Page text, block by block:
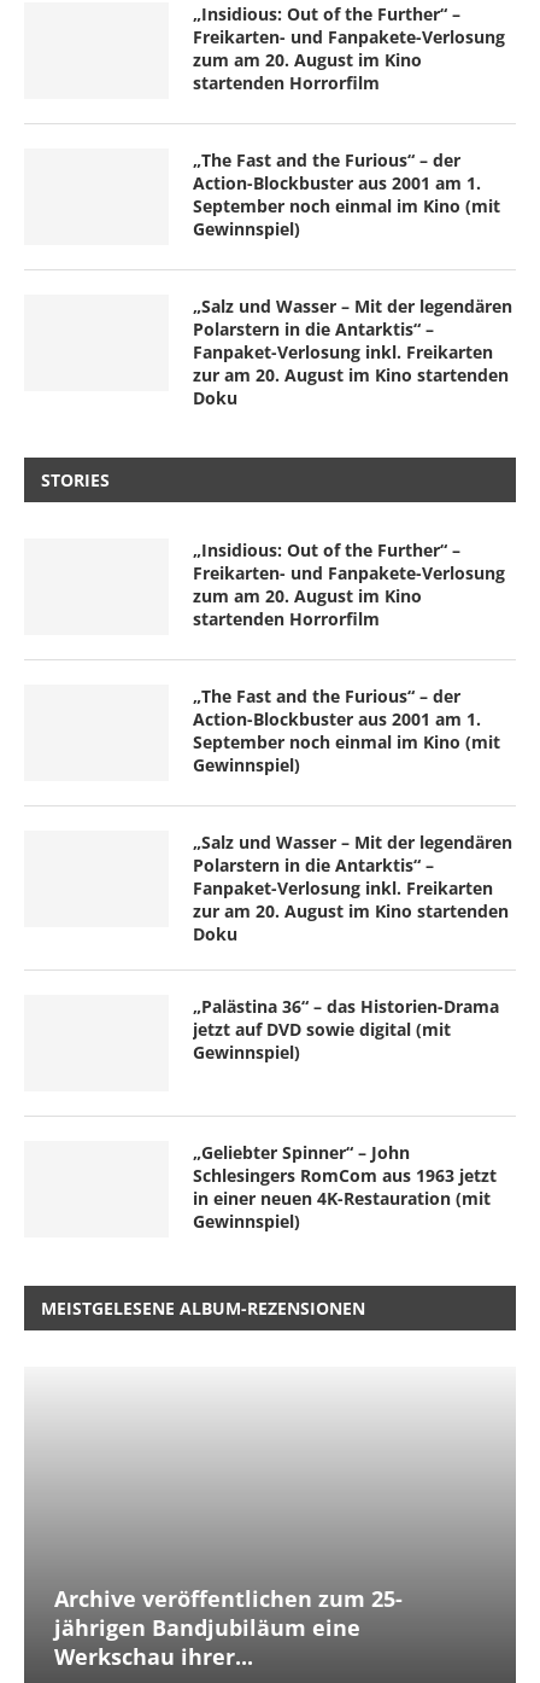
„Insidious: Out of the Further“ –
Freikarten- und Fanpakete-Verlosung
zum am 20. August im Kino
startenden Horrorfilm
„The Fast and the Furious“ – der
Action-Blockbuster aus 2001 am 1.
September noch einmal im Kino (mit
Gewinnspiel)
„Salz und Wasser – Mit der legendären
Polarstern in die Antarktis“ –
Fanpaket-Verlosung inkl. Freikarten
zur am 20. August im Kino startenden
Doku
STORIES
„Insidious: Out of the Further“ –
Freikarten- und Fanpakete-Verlosung
zum am 20. August im Kino
startenden Horrorfilm
„The Fast and the Furious“ – der
Action-Blockbuster aus 2001 am 1.
September noch einmal im Kino (mit
Gewinnspiel)
„Salz und Wasser – Mit der legendären
Polarstern in die Antarktis“ –
Fanpaket-Verlosung inkl. Freikarten
zur am 20. August im Kino startenden
Doku
„Palästina 36“ – das Historien-Drama
jetzt auf DVD sowie digital (mit
Gewinnspiel)
„Geliebter Spinner“ – John
Schlesingers RomCom aus 1963 jetzt
in einer neuen 4K-Restauration (mit
Gewinnspiel)
MEISTGELESENE ALBUM-REZENSIONEN
Archive veröffentlichen zum 25-
jährigen Bandjubiläum eine
Werkschau ihrer...